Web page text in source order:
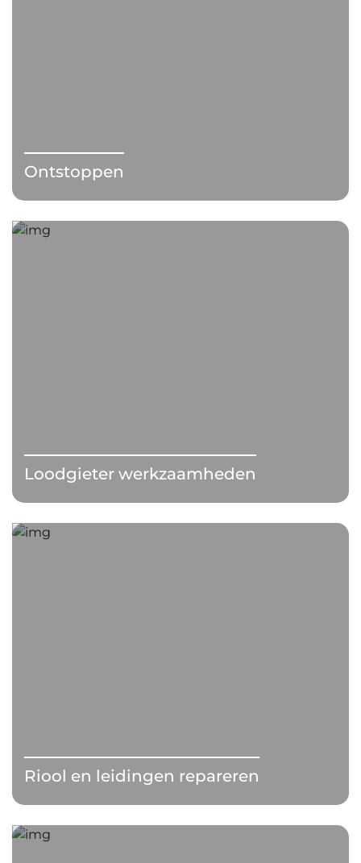
Ontstoppen
Loodgieter werkzaamheden
Riool en leidingen repareren